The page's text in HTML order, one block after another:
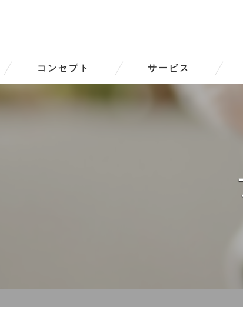
コンセプト サービス